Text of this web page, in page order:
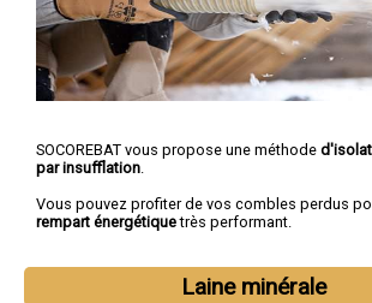
SOCOREBAT vous propose une méthode
par insufflation.
Vous pouvez profiter de vos combles perdus
rempart énergétiquetrès performant.
Laine minérale